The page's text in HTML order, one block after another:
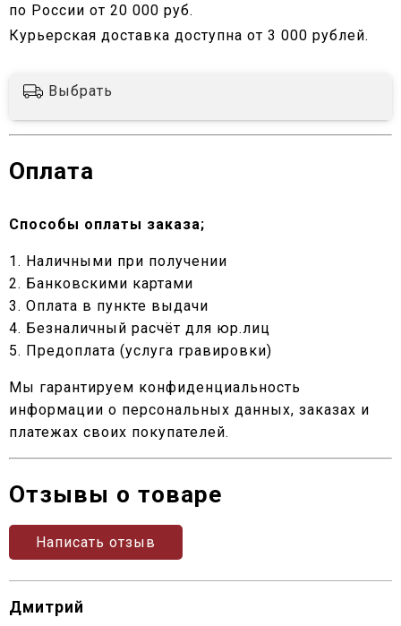
по России от 20 000 руб.
Курьерская доставка доступна от 3 000 рублей.
Выбрать
Оплата
Способы оплаты заказа;
1. Наличными при получении
2. Банковскими картами
3. Оплата в пункте выдачи
4. Безналичный расчёт для юр.лиц
5. Предоплата (услуга гравировки)
Мы гарантируем конфиденциальность
информации о персональных данных, заказах и
платежах своих покупателей.
Отзывы о товаре
Написать отзыв
Дмитрий